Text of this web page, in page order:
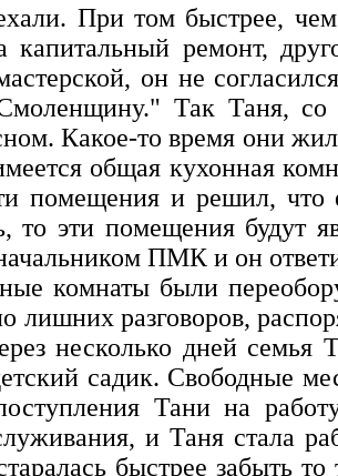
При том быстрее,
капитальный ремонт,
он не
Так Таня,
Какое-то время они
общая кухонная
помещения и решил, что
то эти помещения будут
ПМК и он
комнаты были
лишних разговоров,
несколько дней
садик. Свободные
Тани на
и Таня стала
быстрее забыть